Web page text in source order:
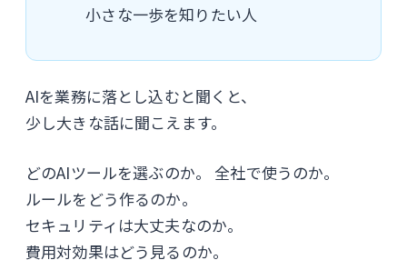
小さな一歩を知りたい人
AIを業務に落とし込むと聞くと、
少し大きな話に聞こえます。
どのAIツールを選ぶのか。 全社で使うのか。
ルールをどう作るのか。
セキュリティは大丈夫なのか。
費用対効果はどう見るのか。